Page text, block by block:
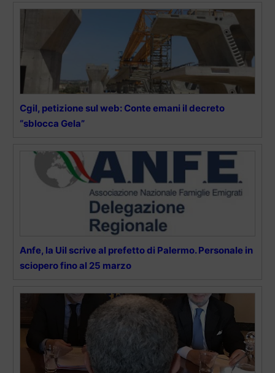
Cgil, petizione sul web: Conte emani il decreto
“sblocca Gela”
Anfe, la Uil scrive al prefetto di Palermo. Personale in
sciopero fino al 25 marzo